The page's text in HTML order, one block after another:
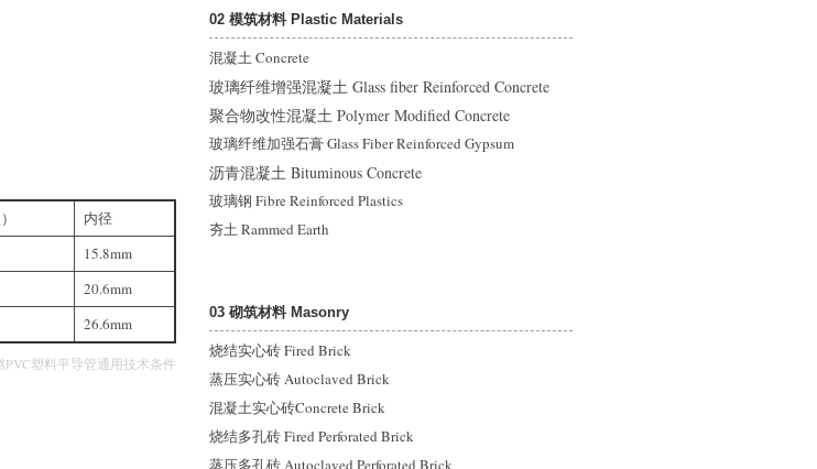
内径
15.8mm
20.6mm
26.6mm
塑料平导管通用技术条件
02 模筑材料 Plastic Materials
混凝土 Concrete
玻璃纤维增强混凝土 Glass fiber Reinforced Concrete
聚合物改性混凝土 Polymer Modified Concrete
玻璃纤维加强石膏 Glass Fiber Reinforced Gypsum
沥青混凝土 Bituminous Concrete
玻璃钢 Fibre Reinforced Plastics
夯土 Rammed Earth
03 砌筑材料 Masonry
烧结实心砖 Fired Brick
蒸压实心砖 Autoclaved Brick
混凝土实心砖Concrete Brick
烧结多孔砖 Fired Perforated Brick
蒸压多孔砖 Autoclaved Perforated Brick